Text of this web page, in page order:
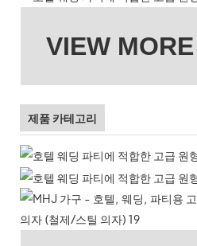
VIEW MORE
제품 카테고리